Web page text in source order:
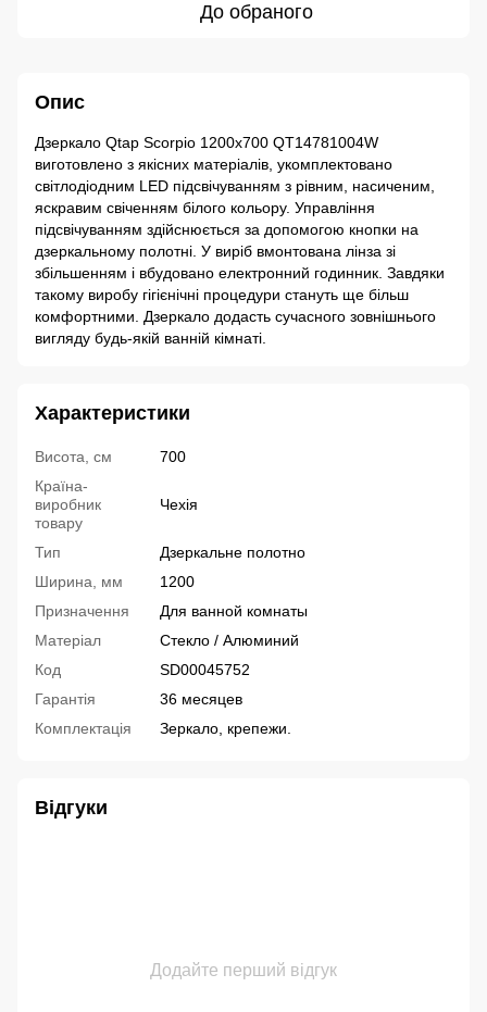
До обраного
Опис
Дзеркало Qtap Scorpio 1200х700 QT14781004W
виготовлено з якісних матеріалів, укомплектовано
світлодіодним LED підсвічуванням з рівним, насиченим,
яскравим свіченням білого кольору. Управління
підсвічуванням здійснюється за допомогою кнопки на
дзеркальному полотні. У виріб вмонтована лінза зі
збільшенням і вбудовано електронний годинник. Завдяки
такому виробу гігієнічні процедури стануть ще більш
комфортними. Дзеркало додасть сучасного зовнішнього
вигляду будь-якій ванній кімнаті.
Характеристики
Висота, см
700
Країна-
виробник
товару
Чехія
Тип
Дзеркальне полотно
Ширина, мм
1200
Призначення
Для ванной комнаты
Матеріал
Стекло / Алюминий
Код
SD00045752
Гарантія
36 месяцев
Комплектація
Зеркало, крепежи.
Відгуки
Додайте перший відгук